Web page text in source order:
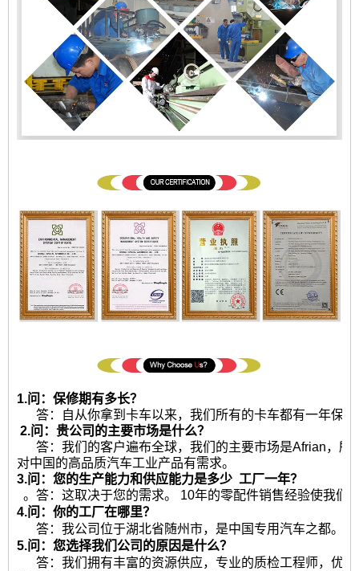
1.问：保修期有多长？
答：自从你拿到卡车以来，我们所有的卡车都有一年保修
2.问：贵公司的主要市场是什么？
答：我们的客户遍布全球，我们的主要市场是Afrian，所
对中国的高品质汽车工业产品有需求。
3.问：您的生产能力和供应能力是多少 工厂一年？
。答：这取决于您的需求。 10年的零配件销售经验使我们
4.问：你的工厂在哪里？
答：我公司位于湖北省随州市，是中国专用汽车之都。
5.问：您选择我们公司的原因是什么？
答：我们拥有丰富的资源供应，专业的质检工程师，优